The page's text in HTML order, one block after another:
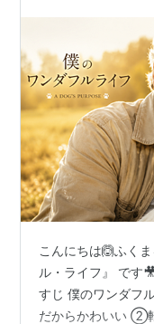
こんにちは🙆ふく
ル・ライフ』 です
すじ 僕のワンダフ
だからかわいい ②